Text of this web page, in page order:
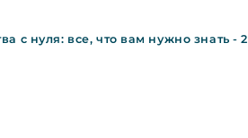
с нуля: все, что вам нужно знать - 2